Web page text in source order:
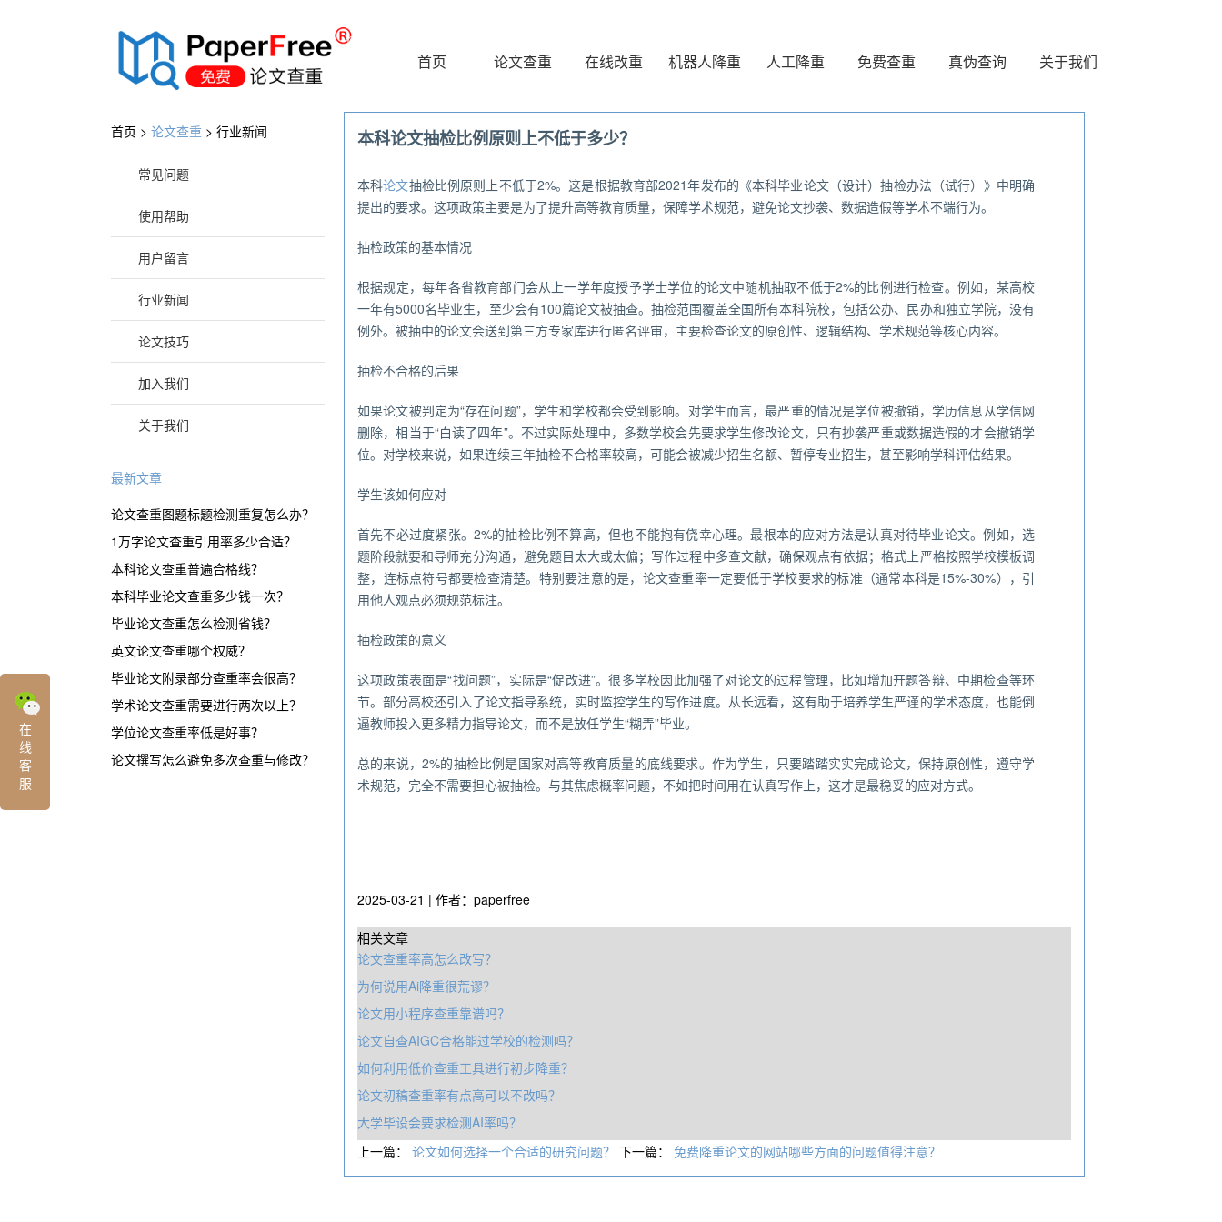
®
首页 论文查重 在线改重 机器人降重 人工降重 免费查重 真伪查询 关于我们
首页 > 论文查重 > 行业新闻
常见问题
使用帮助
用户留言
行业新闻
论文技巧
加入我们
关于我们
最新文章
论文查重图题标题检测重复怎么办？
1万字论文查重引用率多少合适？
本科论文查重普遍合格线？
本科毕业论文查重多少钱一次？
毕业论文查重怎么检测省钱？
英文论文查重哪个权威？
毕业论文附录部分查重率会很高？
学术论文查重需要进行两次以上？
学位论文查重率低是好事？
论文撰写怎么避免多次查重与修改？
本科论文抽检比例原则上不低于多少？
本科论文抽检比例原则上不低于2%。这是根据教育部2021年发布的《本科毕业论文（设计）抽检办法（试行）》中明确
提出的要求。这项政策主要是为了提升高等教育质量，保障学术规范，避免论文抄袭、数据造假等学术不端行为。
抽检政策的基本情况
根据规定，每年各省教育部门会从上一学年度授予学士学位的论文中随机抽取不低于2%的比例进行检查。例如，某高校
一年有5000名毕业生，至少会有100篇论文被抽查。抽检范围覆盖全国所有本科院校，包括公办、民办和独立学院，没有
例外。被抽中的论文会送到第三方专家库进行匿名评审，主要检查论文的原创性、逻辑结构、学术规范等核心内容。
抽检不合格的后果
如果论文被判定为“存在问题”，学生和学校都会受到影响。对学生而言，最严重的情况是学位被撤销，学历信息从学信网
删除，相当于“白读了四年”。不过实际处理中，多数学校会先要求学生修改论文，只有抄袭严重或数据造假的才会撤销学
位。对学校来说，如果连续三年抽检不合格率较高，可能会被减少招生名额、暂停专业招生，甚至影响学科评估结果。
学生该如何应对
首先不必过度紧张。2%的抽检比例不算高，但也不能抱有侥幸心理。最根本的应对方法是认真对待毕业论文。例如，选
题阶段就要和导师充分沟通，避免题目太大或太偏；写作过程中多查文献，确保观点有依据；格式上严格按照学校模板调
整，连标点符号都要检查清楚。特别要注意的是，论文查重率一定要低于学校要求的标准（通常本科是15%-30%），引
用他人观点必须规范标注。
抽检政策的意义
这项政策表面是“找问题”，实际是“促改进”。很多学校因此加强了对论文的过程管理，比如增加开题答辩、中期检查等环
节。部分高校还引入了论文指导系统，实时监控学生的写作进度。从长远看，这有助于培养学生严谨的学术态度，也能倒
逼教师投入更多精力指导论文，而不是放任学生“糊弄”毕业。
总的来说，2%的抽检比例是国家对高等教育质量的底线要求。作为学生，只要踏踏实实完成论文，保持原创性，遵守学
术规范，完全不需要担心被抽检。与其焦虑概率问题，不如把时间用在认真写作上，这才是最稳妥的应对方式。
2025-03-21 | 作者：paperfree
相关文章
论文查重率高怎么改写？
为何说用Ai降重很荒谬？
论文用小程序查重靠谱吗？
论文自查AIGC合格能过学校的检测吗？
如何利用低价查重工具进行初步降重？
论文初稿查重率有点高可以不改吗？
大学毕设会要求检测AI率吗？
上一篇： 论文如何选择一个合适的研究问题？ 下一篇： 免费降重论文的网站哪些方面的问题值得注意？
在
线
客
服